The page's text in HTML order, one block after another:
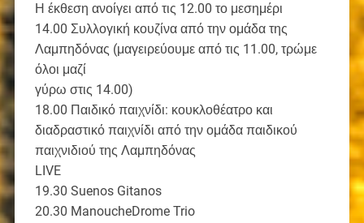
Η έκθεση ανοίγει από τις 12.00 το μεσημέρι
14.00 Συλλογική κουζίνα από την ομάδα της
Λαμπηδόνας (μαγειρεύουμε από τις 11.00, τρώμε
όλοι μαζί
γύρω στις 14.00)
18.00 Παιδικό παιχνίδι: κουκλοθέατρο και
διαδραστικό παιχνίδι από την ομάδα παιδικού
παιχνιδιού της Λαμπηδόνας
LIVE
19.30 Suenos Gitanos
20.30 ManoucheDrome Trio